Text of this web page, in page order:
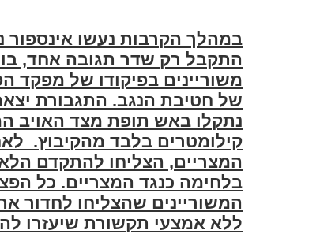
במהלך הקרבות נעשו אינספור
התקבל רק שדר תגובה אחד,
משוריינים בפיקודו של מפקד
של חטיבת הנגב. התגבורת
קילומטרים בלבד מהקיבוץ.
בלחימה כנגד המצריים. כל
המשוריינים שהצליחו לחדור
ללא אמצעי תקשורת שיעזרו